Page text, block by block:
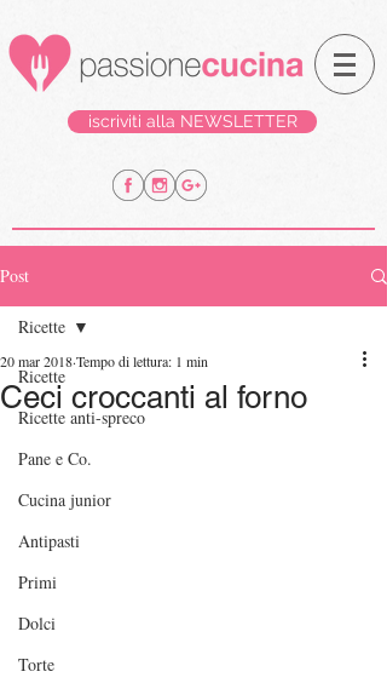
iscriviti alla NEWSLETTER
Post
Ricette
Ricette anti-spreco
Pane e Co.
Cucina junior
Antipasti
Primi
Dolci
Torte
Ricette
Ceci croccanti al forno
20 mar 2018Tempo di lettura: 1 min